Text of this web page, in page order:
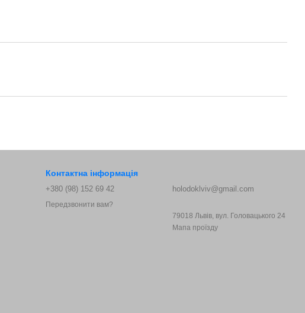
Контактна інформація
+380 (98) 152 69 42
Передзвонити вам?
holodoklviv@gmail.com
79018 Львів, вул. Головацького 24
Мапа проїзду